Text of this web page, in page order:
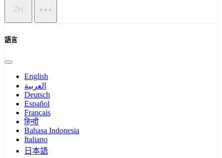
ZH
語言
English
العربية
Deutsch
Español
Français
हिन्दी
Bahasa Indonesia
Italiano
日本語